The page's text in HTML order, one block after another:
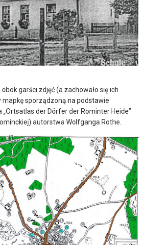
garści zdjęć (a zachowało się ich
sporządzoną na podstawie
der Dörfer der Rominter Heide”
autorstwa Wolfganga Rothe.